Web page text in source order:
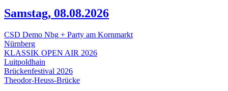
Samstag, 08.08.2026
CSD Demo Nbg + Party am Kornmarkt
Nürnberg
KLASSIK OPEN AIR 2026
Luitpoldhain
Brückenfestival 2026
Theodor-Heuss-Brücke